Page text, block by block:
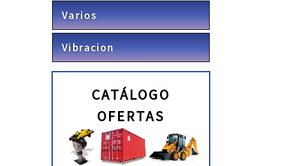
Varios
Vibracion
CATÁLOGO
OFERTAS